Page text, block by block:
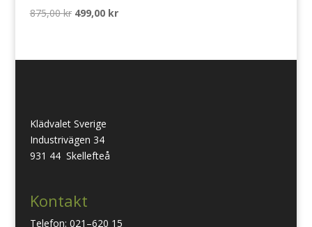
875,00kr Det
var:
499,00 krDet
är:
Klädvalet Sverige
Industrivägen 34
931 44 Skellefteå
Kontakt
Telefon: 021–620 15